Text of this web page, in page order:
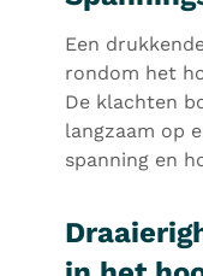
Een
rondom het
De klachten
langzaam op
spanning en